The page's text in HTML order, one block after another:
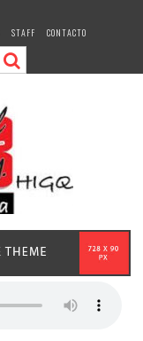
STAFF CONTACTO